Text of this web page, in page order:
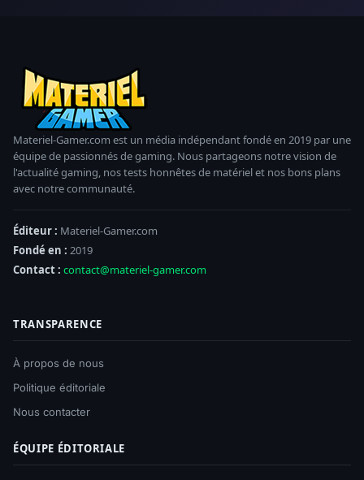
Materiel-Gamer.com est un média indépendant fondé en 2019 par une
équipe de passionnés de gaming. Nous partageons notre vision de
l'actualité gaming, nos tests honnêtes de matériel et nos bons plans
avec notre communauté.
Éditeur : Materiel-Gamer.com
Fondé en : 2019
Contact : contact@materiel-gamer.com
TRANSPARENCE
À propos de nous
Politique éditoriale
Nous contacter
ÉQUIPE ÉDITORIALE